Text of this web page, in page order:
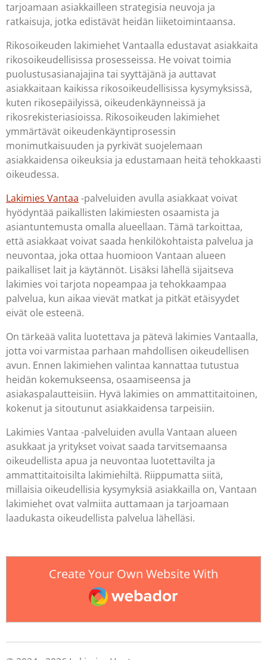
tarjoamaan asiakkailleen strategisia neuvoja ja
ratkaisuja, jotka edistävät heidän liiketoimintaansa.
Rikosoikeuden lakimiehet Vantaalla edustavat asiakkaita
rikosoikeudellisissa prosesseissa. He voivat toimia
puolustusasianajajina tai syyttäjänä ja auttavat
asiakkaitaan kaikissa rikosoikeudellisissa kysymyksissä,
kuten rikosepäilyissä, oikeudenkäynneissä ja
rikosrekisteriasioissa. Rikosoikeuden lakimiehet
ymmärtävät oikeudenkäyntiprosessin
monimutkaisuuden ja pyrkivät suojelemaan
asiakkaidensa oikeuksia ja edustamaan heitä tehokkaasti
oikeudessa.
Lakimies Vantaa -palveluiden avulla asiakkaat voivat
hyödyntää paikallisten lakimiesten osaamista ja
asiantuntemusta omalla alueellaan. Tämä tarkoittaa,
että asiakkaat voivat saada henkilökohtaista palvelua ja
neuvontaa, joka ottaa huomioon Vantaan alueen
paikalliset lait ja käytännöt. Lisäksi lähellä sijaitseva
lakimies voi tarjota nopeampaa ja tehokkaampaa
palvelua, kun aikaa vievät matkat ja pitkät etäisyydet
eivät ole esteenä.
On tärkeää valita luotettava ja pätevä lakimies Vantaalla,
jotta voi varmistaa parhaan mahdollisen oikeudellisen
avun. Ennen lakimiehen valintaa kannattaa tutustua
heidän kokemukseensa, osaamiseensa ja
asiakaspalautteisiin. Hyvä lakimies on ammattitaitoinen,
kokenut ja sitoutunut asiakkaidensa tarpeisiin.
Lakimies Vantaa -palveluiden avulla Vantaan alueen
asukkaat ja yritykset voivat saada tarvitsemaansa
oikeudellista apua ja neuvontaa luotettavilta ja
ammattitaitoisilta lakimiehiltä. Riippumatta siitä,
millaisia oikeudellisia kysymyksiä asiakkailla on, Vantaan
lakimiehet ovat valmiita auttamaan ja tarjoamaan
laadukasta oikeudellista palvelua lähelläsi.
Create Your Own Website With
Webador